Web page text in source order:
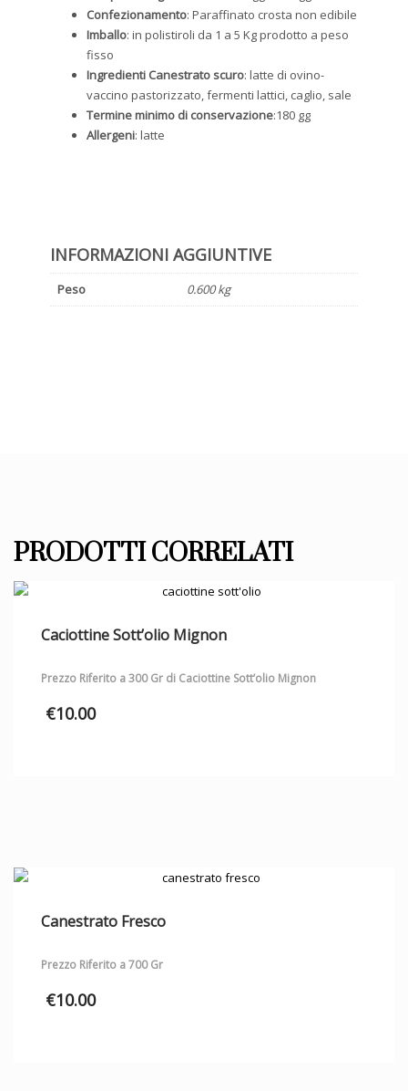
Confezionamento: Paraffinato crosta non edibile
Imballo: in polistiroli da 1 a 5 Kg prodotto a peso
fisso
Ingredienti Canestrato scuro: latte di ovino-
vaccino pastorizzato, fermenti lattici, caglio, sale
Termine minimo di conservazione:180 gg
Allergeni: latte
INFORMAZIONI AGGIUNTIVE
Peso 0.600 kg
PRODOTTI CORRELATI
Caciottine Sott’olio Mignon
Prezzo Riferito a 300 Gr di Caciottine Sott’olio Mignon
€10.00
Canestrato Fresco
Prezzo Riferito a 700 Gr
€10.00